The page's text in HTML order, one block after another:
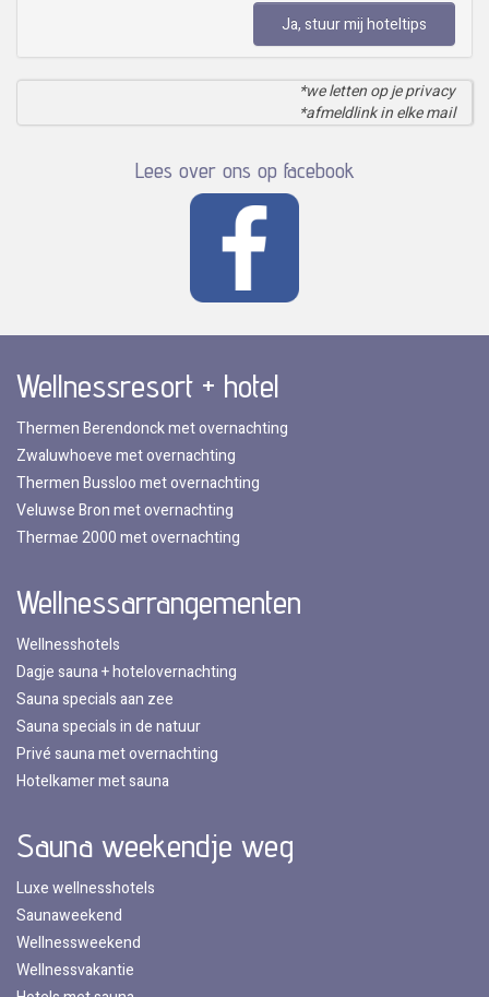
Ja, stuur mij hoteltips
*we letten op je privacy
*afmeldlink in elke mail
Lees over ons op facebook
Wellnessresort + hotel
Thermen Berendonck met overnachting
Zwaluwhoeve met overnachting
Thermen Bussloo met overnachting
Veluwse Bron met overnachting
Thermae 2000 met overnachting
Wellnessarrangementen
Wellnesshotels
Dagje sauna + hotelovernachting
Sauna specials aan zee
Sauna specials in de natuur
Privé sauna met overnachting
Hotelkamer met sauna
Sauna weekendje weg
Luxe wellnesshotels
Saunaweekend
Wellnessweekend
Wellnessvakantie